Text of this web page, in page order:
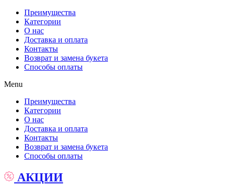
Преимущества
Категории
О нас
Доставка и оплата
Контакты
Возврат и замена букета
Способы оплаты
Menu
Преимущества
Категории
О нас
Доставка и оплата
Контакты
Возврат и замена букета
Способы оплаты
АКЦИИ